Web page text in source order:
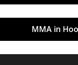
MMA in